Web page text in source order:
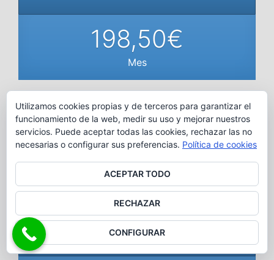
198,50€
Mes
De 60-64 años
228,50€
Mes
De 65-69 años
Utilizamos cookies propias y de terceros para garantizar el
funcionamiento de la web, medir su uso y mejorar nuestros
servicios. Puede aceptar todas las cookies, rechazar las no
necesarias o configurar sus preferencias. Política de cookies
ACEPTAR TODO
RECHAZAR
CONFIGURAR